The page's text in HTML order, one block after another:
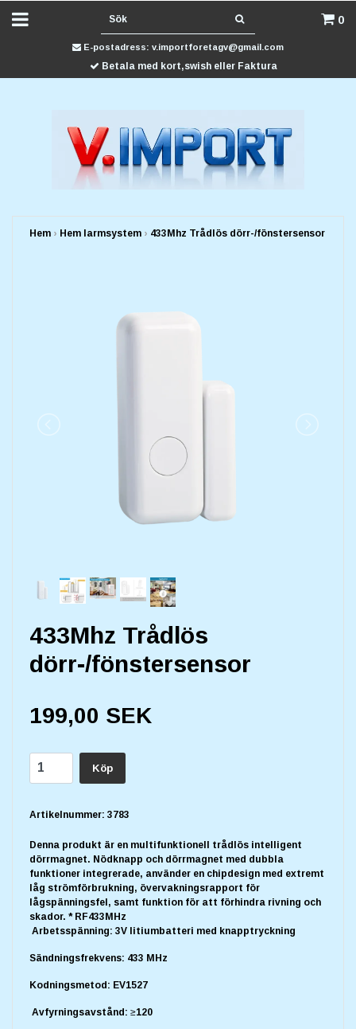
0
E-postadress: v.importforetagv@gmail.com
Betala med kort,swish eller Faktura
Hem › Hem larmsystem › 433Mhz Trådlös dörr-/fönstersensor
433Mhz Trådlös
dörr-/fönstersensor
199,00 SEK
Köp
Artikelnummer: 3783
Denna produkt är en multifunktionell trådlös intelligent
dörrmagnet. Nödknapp och dörrmagnet med dubbla
funktioner integrerade, använder en chipdesign med extremt
låg strömförbrukning, övervakningsrapport för
lågspänningsfel, samt funktion för att förhindra rivning och
skador. * RF433MHz
Arbetsspänning: 3V litiumbatteri med knapptryckning
Sändningsfrekvens: 433 MHz
Kodningsmetod: EV1527
Avfyrningsavstånd: ≥120